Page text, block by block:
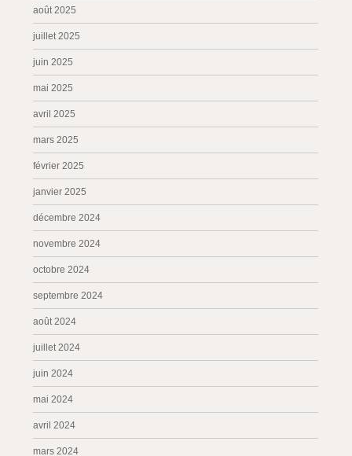
août 2025
juillet 2025
juin 2025
mai 2025
avril 2025
mars 2025
février 2025
janvier 2025
décembre 2024
novembre 2024
octobre 2024
septembre 2024
août 2024
juillet 2024
juin 2024
mai 2024
avril 2024
mars 2024